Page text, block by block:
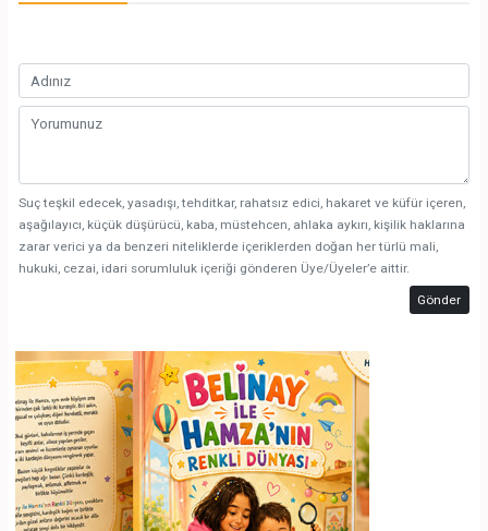
Suç teşkil edecek, yasadışı, tehditkar, rahatsız edici, hakaret ve küfür içeren,
aşağılayıcı, küçük düşürücü, kaba, müstehcen, ahlaka aykırı, kişilik haklarına
zarar verici ya da benzeri niteliklerde içeriklerden doğan her türlü mali,
hukuki, cezai, idari sorumluluk içeriği gönderen Üye/Üyeler’e aittir.
Gönder